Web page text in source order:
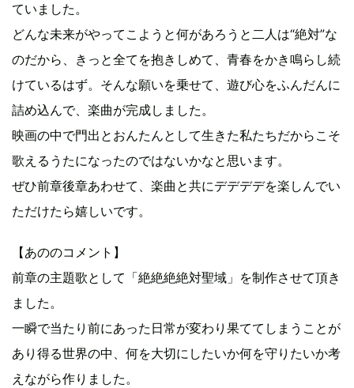
ていました。
どんな未来がやってこようと何があろうと二人は“絶対”な
のだから、きっと全てを抱きしめて、青春をかき鳴らし続
けているはず。そんな願いを乗せて、遊び心をふんだんに
詰め込んで、楽曲が完成しました。
映画の中で門出とおんたんとして生きた私たちだからこそ
歌えるうたになったのではないかなと思います。
ぜひ前章後章あわせて、楽曲と共にデデデデを楽しんでい
ただけたら嬉しいです。
【あののコメント】
前章の主題歌として「絶絶絶絶対聖域」を制作させて頂き
ました。
一瞬で当たり前にあった日常が変わり果ててしまうことが
あり得る世界の中、何を大切にしたいか何を守りたいか考
えながら作りました。